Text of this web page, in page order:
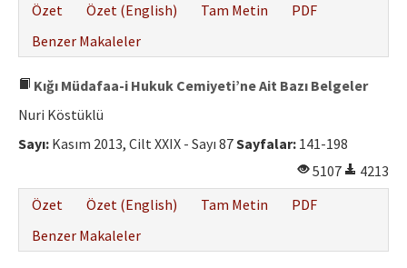
Özet
Özet (English) Tam Metin
PDF
Benzer Makaleler
Kığı Müdafaa-i Hukuk Cemiyeti’ne Ait Bazı Belgeler
Nuri Köstüklü
Sayı: Kasım 2013, Cilt XXIX - Sayı 87Sayfalar: 141-198
5107
4213
Özet
Özet (English) Tam Metin
PDF
Benzer Makaleler